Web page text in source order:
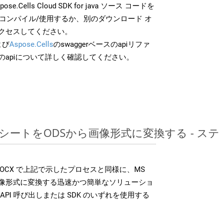
Cloud SDK for java ソース コードを
ンパイル/使用するか、別のダウンロード オ
セスしてください。
びAspose.Cellsのswaggerベースのapiリファ
apiについて詳しく確認してください。
ートをODSから画像形式に変換する - ス
で上記で示したプロセスと同様に、MS
形式に変換する迅速かつ簡単なソリューショ
呼び出しまたは SDK のいずれを使用する